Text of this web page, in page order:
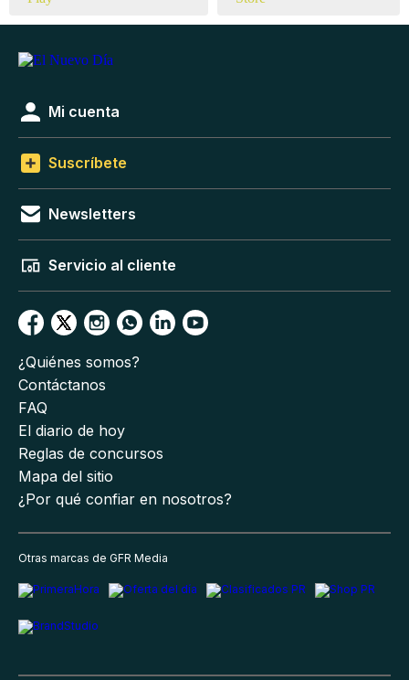
Mi cuenta
Suscríbete
Newsletters
Servicio al cliente
¿Quiénes somos?
Contáctanos
FAQ
El diario de hoy
Reglas de concursos
Mapa del sitio
¿Por qué confiar en nosotros?
Otras marcas de GFR Media